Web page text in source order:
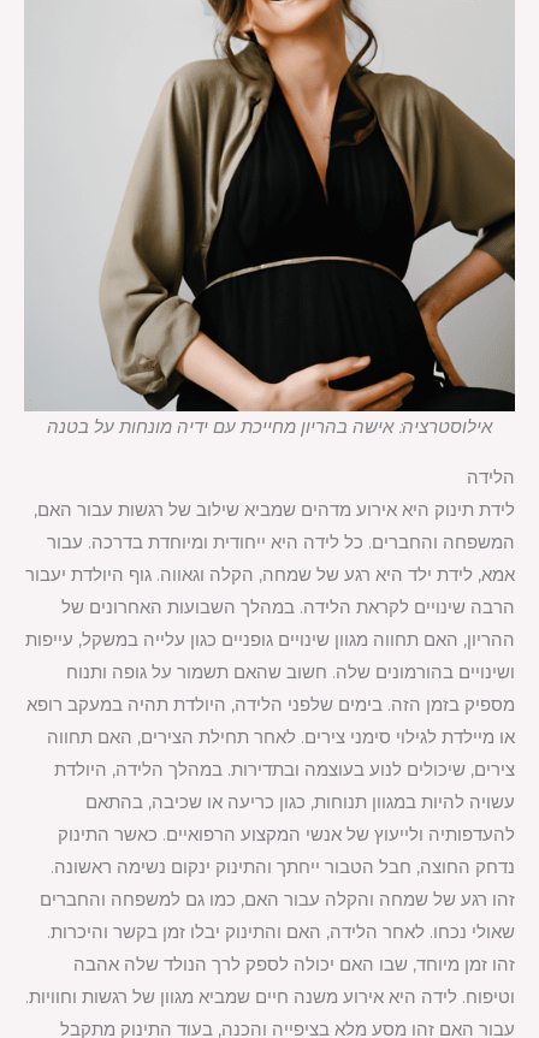
אילוסטרציה: אישה בהריון מחייכת עם ידיה מונחות על בטנה
הלידה
לידת תינוק היא אירוע מדהים שמביא שילוב של רגשות עבור האם,
המשפחה והחברים. כל לידה היא ייחודית ומיוחדת בדרכה. עבור
אמא, לידת ילד היא רגע של שמחה, הקלה וגאווה. גוף היולדת יעבור
הרבה שינויים לקראת הלידה. במהלך השבועות האחרונים של
ההריון, האם תחווה מגוון שינויים גופניים כגון עלייה במשקל, עייפות
ושינויים בהורמונים שלה. חשוב שהאם תשמור על גופה ותנוח
מספיק בזמן הזה. בימים שלפני הלידה, היולדת תהיה במעקב רופא
או מיילדת לגילוי סימני צירים. לאחר תחילת הצירים, האם תחווה
צירים, שיכולים לנוע בעוצמה ובתדירות. במהלך הלידה, היולדת
עשויה להיות במגוון תנוחות, כגון כריעה או שכיבה, בהתאם
להעדפותיה ולייעוץ של אנשי המקצוע הרפואיים. כאשר התינוק
נדחק החוצה, חבל הטבור ייחתך והתינוק ינקום נשימה ראשונה.
זהו רגע של שמחה והקלה עבור האם, כמו גם למשפחה והחברים
שאולי נכחו. לאחר הלידה, האם והתינוק יבלו זמן בקשר והיכרות.
זהו זמן מיוחד, שבו האם יכולה לספק לרך הנולד שלה אהבה
וטיפוח. לידה היא אירוע משנה חיים שמביא מגוון של רגשות וחוויות.
עבור האם זהו מסע מלא בציפייה והכנה, בעוד התינוק מתקבל